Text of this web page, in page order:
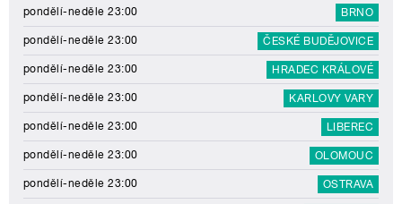
pondělí-neděle 23:00 BRNO
pondělí-neděle 23:00 ČESKÉ BUDĚJOVICE
pondělí-neděle 23:00 HRADEC KRÁLOVÉ
pondělí-neděle 23:00 KARLOVY VARY
pondělí-neděle 23:00 LIBEREC
pondělí-neděle 23:00 OLOMOUC
pondělí-neděle 23:00 OSTRAVA